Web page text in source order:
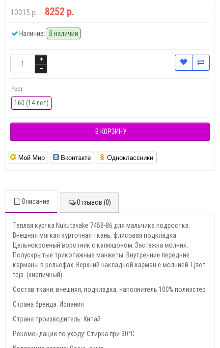
10315 р. 8252 р.
Наличие: В наличии
Рост
160 (14 лет)
В КОРЗИНУ
Мой Мир Вконтакте Одноклассники
Описание Отзывов (0)
Теплая куртка Nukutavake 7458-86 для мальчика подростка.
Внешняя мягкая курточная ткань, флисовая подкладка.
Цельнокроеный воротник с капюшоном. Застежка молния.
Полускрытые трикотажные манжеты. Внутренние передние
карманы в рельефах. Верхний накладной карман с молнией. Цвет
teja (кирпичный).
Состав ткани: внешняя, подкладка, наполнитель 100% полиэстер
Страна бренда: Испания
Страна производитель: Китай
Рекомендации по уходу: Стирка при 30°С